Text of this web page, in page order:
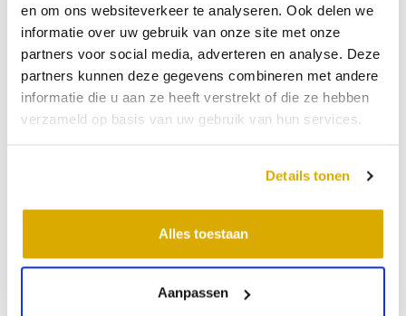
en om ons websiteverkeer te analyseren. Ook delen we
informatie over uw gebruik van onze site met onze
partners voor social media, adverteren en analyse. Deze
partners kunnen deze gegevens combineren met andere
informatie die u aan ze heeft verstrekt of die ze hebben
verzameld op basis van uw gebruik van hun services.
Details tonen
Alles toestaan
Aanpassen
Datum:30-07-2026
Tijdstip:
Verkooppunt